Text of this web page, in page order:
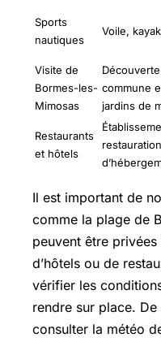
Sports
nautiques
Voile,
Visite de
Bormes-les-
Mimosas
commune
jardins de
Restaurants
et hôtels
Il est important de
comme la plage de
peuvent être
d’hôtels ou de
vérifier les
rendre sur place.
consulter la météo